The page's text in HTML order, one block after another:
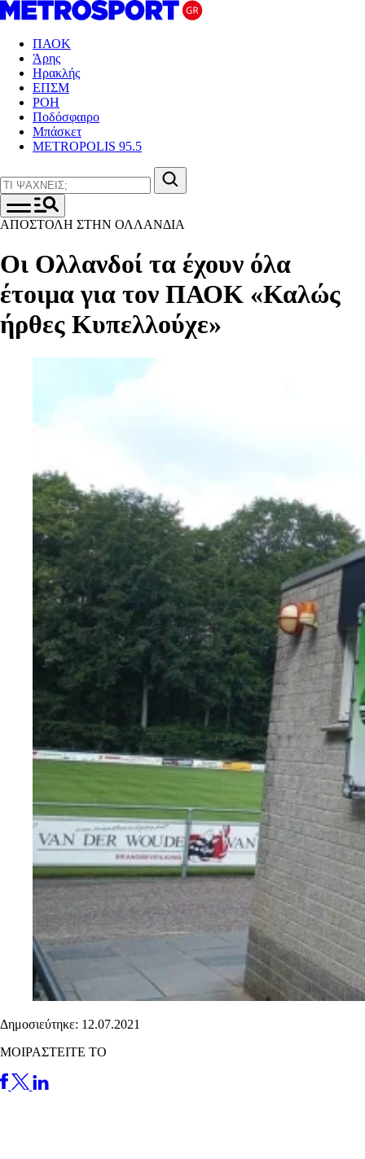
ΠΑΟΚ
Άρης
Ηρακλής
ΕΠΣΜ
ΡΟΗ
Ποδόσφαιρο
Μπάσκετ
METROPOLIS 95.5
ΑΠΟΣΤΟΛΗ ΣΤΗΝ ΟΛΛΑΝΔΙΑ
Οι Ολλανδοί τα έχουν όλα
έτοιμα για τον ΠΑΟΚ «Καλώς
ήρθες Κυπελλούχε»
Δημοσιεύτηκε: 12.07.2021
ΜΟΙΡΑΣΤΕΙΤΕ ΤΟ